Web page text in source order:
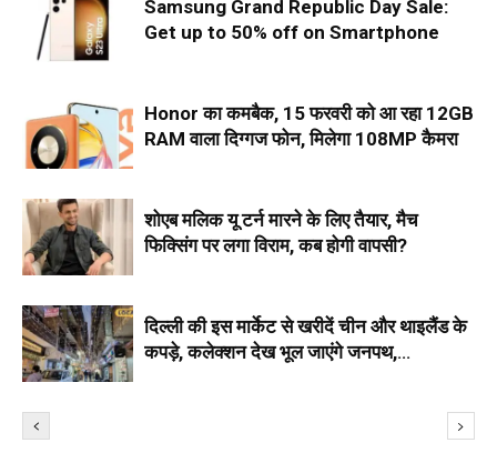
Samsung Grand Republic Day Sale:
Get up to 50% off on Smartphone
Honor का कमबैक, 15 फरवरी को आ रहा 12GB
RAM वाला दिग्गज फोन, मिलेगा 108MP कैमरा
शोएब मलिक यू टर्न मारने के लिए तैयार, मैच
फिक्सिंग पर लगा विराम, कब होगी वापसी?
दिल्ली की इस मार्केट से खरीदें चीन और थाइलैंड के
कपड़े, कलेक्शन देख भूल जाएंगे जनपथ,